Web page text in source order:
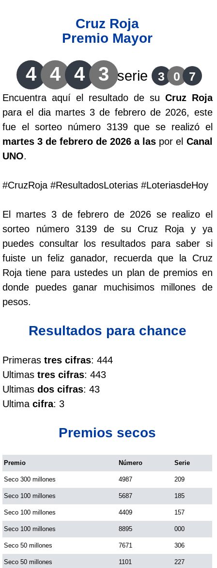
Lotería de Santander
Lotería del Cauca
Lotería de Boyaca
Extra de Colombia
Antioqueñita Día
Astro Luna
Cafeterito Tarde
Cafeterito Noche
Chontico Día
Chontico Noche
Culona día
Dorado Mañana
Dorado Tarde
Dorado Noche
Cruz Roja
Premio Mayor
4 4 4 3 serie 3 0 7
Encuentra aquí el resultado de su Cruz Roja
para el dia martes 3 de febrero de 2026, este
fue el sorteo número 3139 que se realizó el
martes 3 de febrero de 2026 a las por el Canal
UNO.
#CruzRoja #ResultadosLoterias #LoteriasdeHoy
El martes 3 de febrero de 2026 se realizo el
sorteo número 3139 de su Cruz Roja y ya
puedes consultar los resultados para saber si
fuiste un feliz ganador, recuerda que la Cruz
Roja tiene para ustedes un plan de premios en
donde puedes ganar muchisimos millones de
pesos.
Resultados para chance
Primeras tres cifras: 444
Ultimas tres cifras: 443
Ultimas dos cifras: 43
Ultima cifra: 3
Premios secos
Premio Número Serie
Seco 300 millones 4987 209
Seco 100 millones 5687 185
Seco 100 millones 4409 157
Seco 100 millones 8895 000
Seco 50 millones 7671 306
Seco 50 millones 1101 227